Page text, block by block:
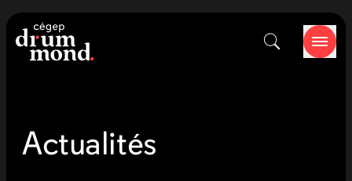
Actualités